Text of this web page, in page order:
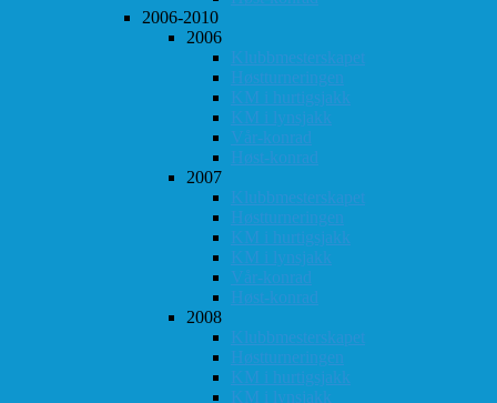
2006-2010
2006
Klubbmesterskapet
Høstturneringen
KM i hurtigsjakk
KM i lynsjakk
Vår-konrad
Høst-konrad
2007
Klubbmesterskapet
Høstturneringen
KM i hurtigsjakk
KM i lynsjakk
Vår-konrad
Høst-konrad
2008
Klubbmesterskapet
Høstturneringen
KM i hurtigsjakk
KM i lynsjakk